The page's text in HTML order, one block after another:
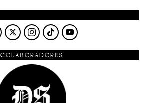
COLABORADORES